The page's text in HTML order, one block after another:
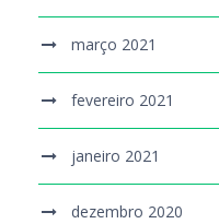
março 2021
fevereiro 2021
janeiro 2021
dezembro 2020